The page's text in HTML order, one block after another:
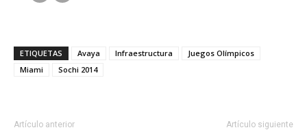
ETIQUETAS Avaya Infraestructura
Juegos Olímpicos
Miami
Sochi 2014
Artículo anterior Artículo siguiente